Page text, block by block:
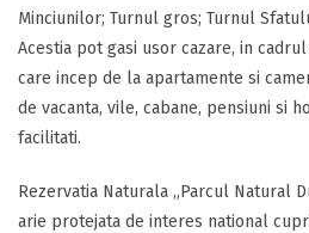
Minciunilor; Turnul gros; Turnul
Acestia pot gasi usor cazare, in
care incep de la apartamente si
de vacanta, vile, cabane, pensiuni si
facilitati.
Rezervatia Naturala „Parcul Natural
arie protejata de interes national